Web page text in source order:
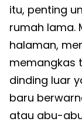
itu, penting
rumah lama.
halaman,
memangkas
dinding luar
baru
atau abu-